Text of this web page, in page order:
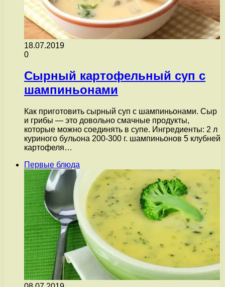
18.07.2019
0
Сырный картофельный суп с
шампиньонами
Как приготовить сырный суп с шампиньонами. Сыр
и грибы — это довольно смачные продукты,
которые можно соединять в супе. Ингредиенты: 2 л
куриного бульона 200-300 г. шампиньонов 5 клубней
картофеля…
Первые блюда